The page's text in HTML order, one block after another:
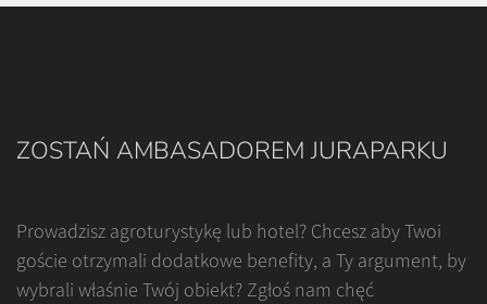
ZOSTAŃ AMBASADOREM JURAPARKU
Prowadzisz agroturystykę lub hotel? Chcesz aby Twoi
goście otrzymali dodatkowe benefity, a Ty argument, by
wybrali właśnie Twój obiekt? Zgłoś nam chęć